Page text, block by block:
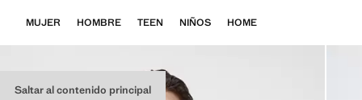
Saltar al contenido principal
MUJER HOMBRE TEEN NIÑOS HOME